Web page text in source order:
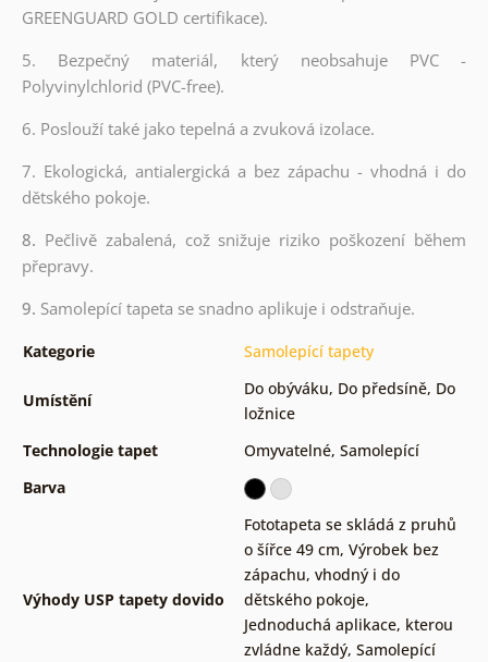
GREENGUARD GOLD certifikace).
5. Bezpečný materiál, který neobsahuje PVC -
Polyvinylchlorid (PVC-free).
6. Poslouží také jako tepelná a zvuková izolace.
7. Ekologická, antialergická a bez zápachu - vhodná i do
dětského pokoje.
8. Pečlivě zabalená, což snižuje riziko poškození během
přepravy.
9. Samolepící tapeta se snadno aplikuje i odstraňuje.
Kategorie Samolepící tapety
Umístění
Do obýváku, Do předsíně, Do
ložnice
Technologie tapet
Omyvatelné, Samolepící
Barva
Výhody USP tapety dovido
Fototapeta se skládá z pruhů
o šířce 49 cm, Výrobek bez
zápachu, vhodný i do
dětského pokoje,
Jednoduchá aplikace, kterou
zvládne každý, Samolepící